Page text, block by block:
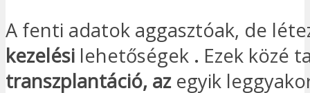
A fenti adatok aggasztóak, de
kezelési lehetőségek . Ezek közé
transzplantáció, az egyik